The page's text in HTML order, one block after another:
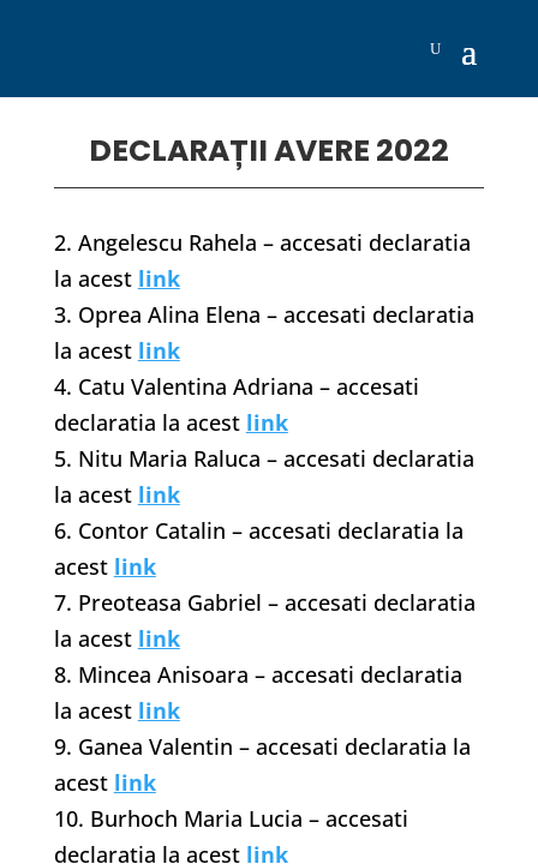
DECLARAȚII AVERE 2022
2. Angelescu Rahela – accesati declaratia
la acest link
3. Oprea Alina Elena – accesati declaratia
la acest link
4. Catu Valentina Adriana – accesati
declaratia la acest link
5. Nitu Maria Raluca – accesati declaratia
la acest link
6. Contor Catalin – accesati declaratia la
acest link
7. Preoteasa Gabriel – accesati declaratia
la acest link
8. Mincea Anisoara – accesati declaratia
la acest link
9. Ganea Valentin – accesati declaratia la
acest link
10. Burhoch Maria Lucia – accesati
declaratia la acest link